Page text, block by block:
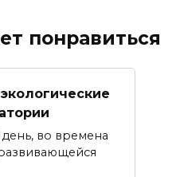
понравиться
во времена